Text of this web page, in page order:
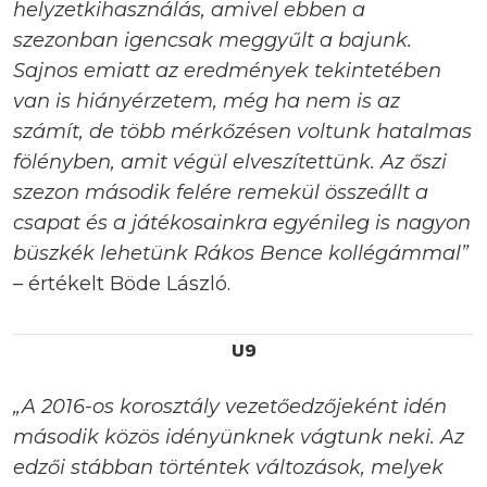
helyzetkihasználás, amivel ebben a
szezonban igencsak meggyűlt a bajunk.
Sajnos emiatt az eredmények tekintetében
van is hiányérzetem, még ha nem is az
számít, de több mérkőzésen voltunk hatalmas
fölényben, amit végül elveszítettünk. Az őszi
szezon második felére remekül összeállt a
csapat és a játékosainkra egyénileg is nagyon
büszkék lehetünk Rákos Bence kollégámmal”
– értékelt Böde László.
U9
„A 2016-os korosztály vezetőedzőjeként idén
második közös idényünknek vágtunk neki. Az
edzői stábban történtek változások, melyek